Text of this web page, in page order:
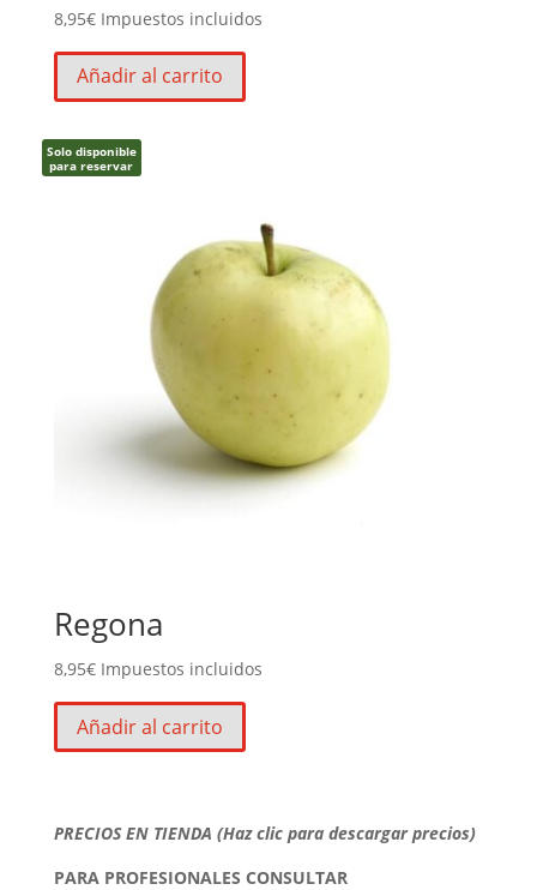
8,95€ Impuestos incluidos
Añadir al carrito
Solo disponible
para reservar
Regona
8,95€ Impuestos incluidos
Añadir al carrito
PRECIOS EN TIENDA (Haz clic para descargar precios)
PARA PROFESIONALES CONSULTAR